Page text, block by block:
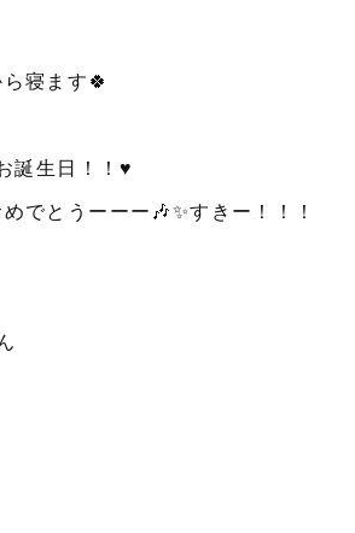
寝ます🍀
誕生日！！♥
でとうーーー🎶✨すきー！！！